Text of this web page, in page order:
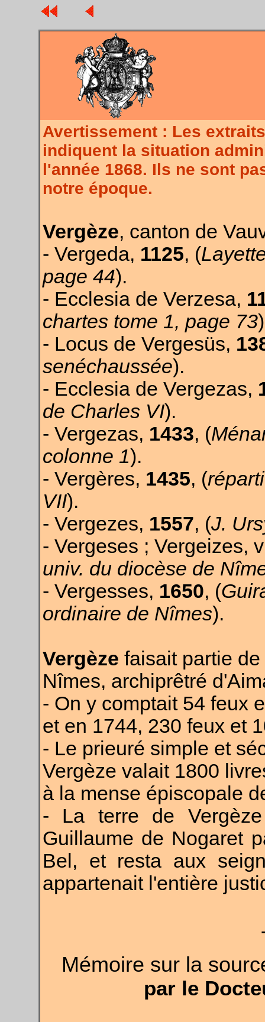
Avertissement : Les
indiquent la situation
l'année 1868. Ils ne sont
notre époque.
Vergèze, canton de
- Vergeda, 1125, (
page 44).
- Ecclesia de Verzesa,
chartes tome 1, page 73
- Locus de Vergesüs,
senéchaussée).
- Ecclesia de Vergezas,
de Charles VI).
- Vergezas, 1433, (
colonne 1).
- Vergères, 1435, (
VII).
- Vergezes, 1557, (J.
- Vergeses ; Vergeizes,
univ. du diocèse de
- Vergesses, 1650, (
ordinaire de Nîmes).
Vergèze faisait partie
Nîmes, archiprêtré
- On y comp­tait 54 feux
et en 1744, 230 feux et
- Le prieuré simple et
Vergèze valait 1800
à la mense épiscopale
- La terre de
Guillaume de Nogaret
Bel, et resta aux
appartenait l'en­tière
Mémoire sur la
par le